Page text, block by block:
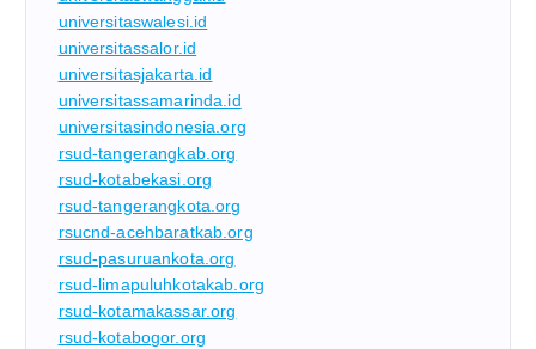
universitaswalesi.id
universitassalor.id
universitasjakarta.id
universitassamarinda.id
universitasindonesia.org
rsud-tangerangkab.org
rsud-kotabekasi.org
rsud-tangerangkota.org
rsucnd-acehbaratkab.org
rsud-pasuruankota.org
rsud-limapuluhkotakab.org
rsud-kotamakassar.org
rsud-kotabogor.org